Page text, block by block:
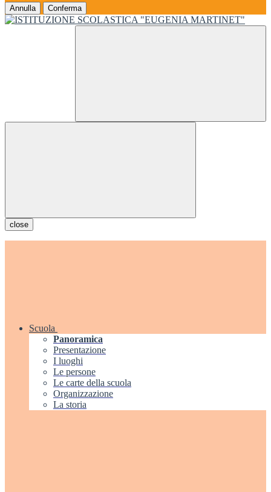
Annulla Conferma
close
Scuola
Panoramica
Presentazione
I luoghi
Le persone
Le carte della scuola
Organizzazione
La storia